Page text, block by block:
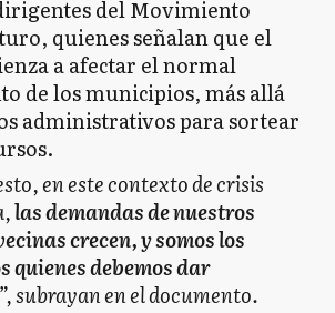
del Movimiento
quienes señalan que el
a afectar el normal
de los municipios, más allá
administrativos para sortear
en este contexto de crisis
las demandas de nuestros
crecen, y somos los
quienes debemos dar
”, subrayan en el documento.